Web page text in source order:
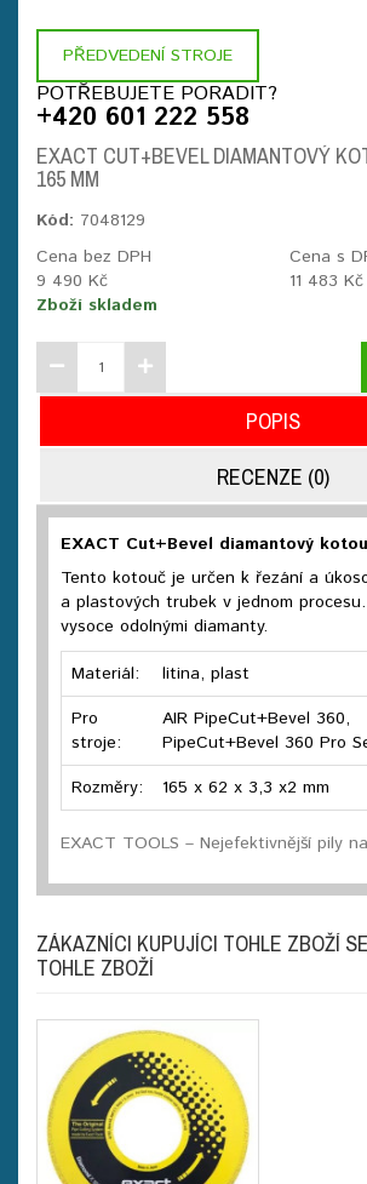
PŘEDVEDENÍ STROJE
POTŘEBUJETE PORADIT?
+420 601 222 558
EXACT CUT+BEVEL DIAMANTOVÝ
165 MM
Kód: 7048129
Cena bez DPH
9 490 Kč
Cena s
11 483 Kč
Zboží skladem
POPIS
RECENZE (0)
EXACT Cut+Bevel diamantový
Tento kotouč je určen k řezání a
a plastových trubek v jednom
vysoce odolnými diamanty.
Materiál:
litina, plast
Pro
stroje:
AIR PipeCut+Bevel 360,
PipeCut+Bevel 360 Pro
Rozměry:
165 x 62 x 3,3 x2 mm
EXACT TOOLS – Nejefektivnější pily
ZÁKAZNÍCI KUPUJÍCI TOHLE ZBOŽÍ
TOHLE ZBOŽÍ